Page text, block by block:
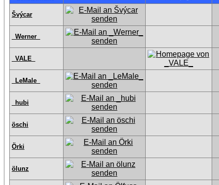
Švýcar
_Werner_
_VALE_
_LeMale_
_hubi
öschi
Örki
ölunz